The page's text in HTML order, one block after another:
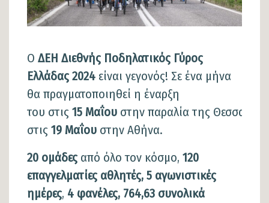
Ο ΔΕΗ Διεθνής Ποδηλατικός Γύρος
Ελλάδας 2024 είναι γεγονός! Σε ένα μήνα
θα πραγματοποιηθεί η έναρξη
του στις 15 Μαΐου στην παραλία της
στις 19 Μαΐου στην Αθήνα.
20 ομάδες από όλο τον κόσμο, 120
επαγγελματίες αθλητές, 5 αγωνιστικές
ημέρες, 4 φανέλες, 764,63 συνολικά